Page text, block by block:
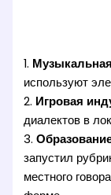
1.
используют
2. Игровая
диалектов в
3.
запустил
местного